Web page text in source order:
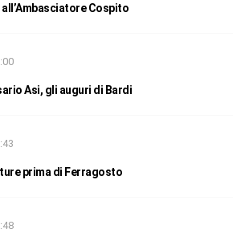
Cospito
Asi, gli auguri di Bardi
prima di Ferragosto